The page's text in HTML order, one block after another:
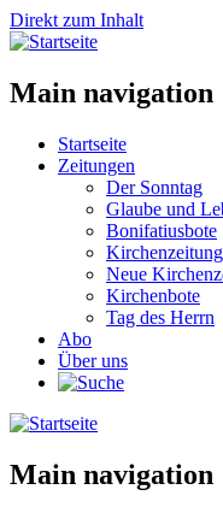
Direkt zum Inhalt
Main navigation
Startseite
Zeitungen
Der Sonntag
Glaube und
Bonifatiusbote
Neue
Kirchenbote
Tag des Herrn
Abo
Über uns
Main navigation